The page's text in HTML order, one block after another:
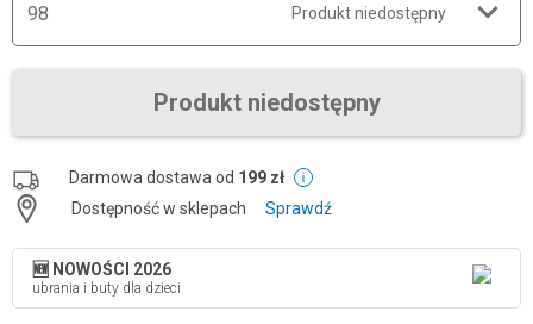
98 Produkt niedostępny
Produkt niedostępny
Darmowa dostawa od 199 zł
Dostępność w sklepach
Sprawdź
🆕 NOWOŚCI 2026
ubrania i buty dla dzieci